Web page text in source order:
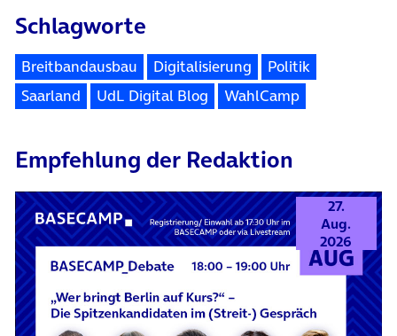
Schlagworte
Breitbandausbau Digitalisierung
Politik
Saarland
UdL Digital Blog WahlCamp
Empfehlung der Redaktion
27.
Aug.
2026